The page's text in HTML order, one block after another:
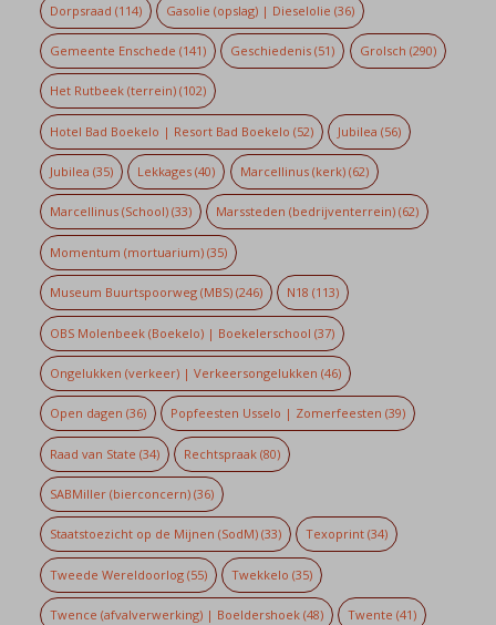
Dorpsraad (114) Gasolie (opslag) | Dieselolie (36)
Gemeente Enschede (141) Geschiedenis (51) Grolsch (290)
Het Rutbeek (terrein)(102)
Hotel Bad Boekelo | Resort Bad Boekelo (52) Jubilea (56)
Jubilea (35) Lekkages (40) Marcellinus (kerk)(62)
Marcellinus (School)(33) Marssteden (bedrijventerrein) (62)
Momentum (mortuarium)(35)
Museum Buurtspoorweg (MBS)(246) N18 (113)
OBS Molenbeek (Boekelo) | Boekelerschool (37)
Ongelukken (verkeer) | Verkeersongelukken (46)
Open dagen (36) Popfeesten Usselo | Zomerfeesten (39)
Raad van State (34) Rechtspraak (80)
SABMiller (bierconcern)(36)
Staatstoezicht op de Mijnen (SodM)(33) Texoprint (34)
Tweede Wereldoorlog(55) Twekkelo (35)
Twence (afvalverwerking) | Boeldershoek(48) Twente (41)